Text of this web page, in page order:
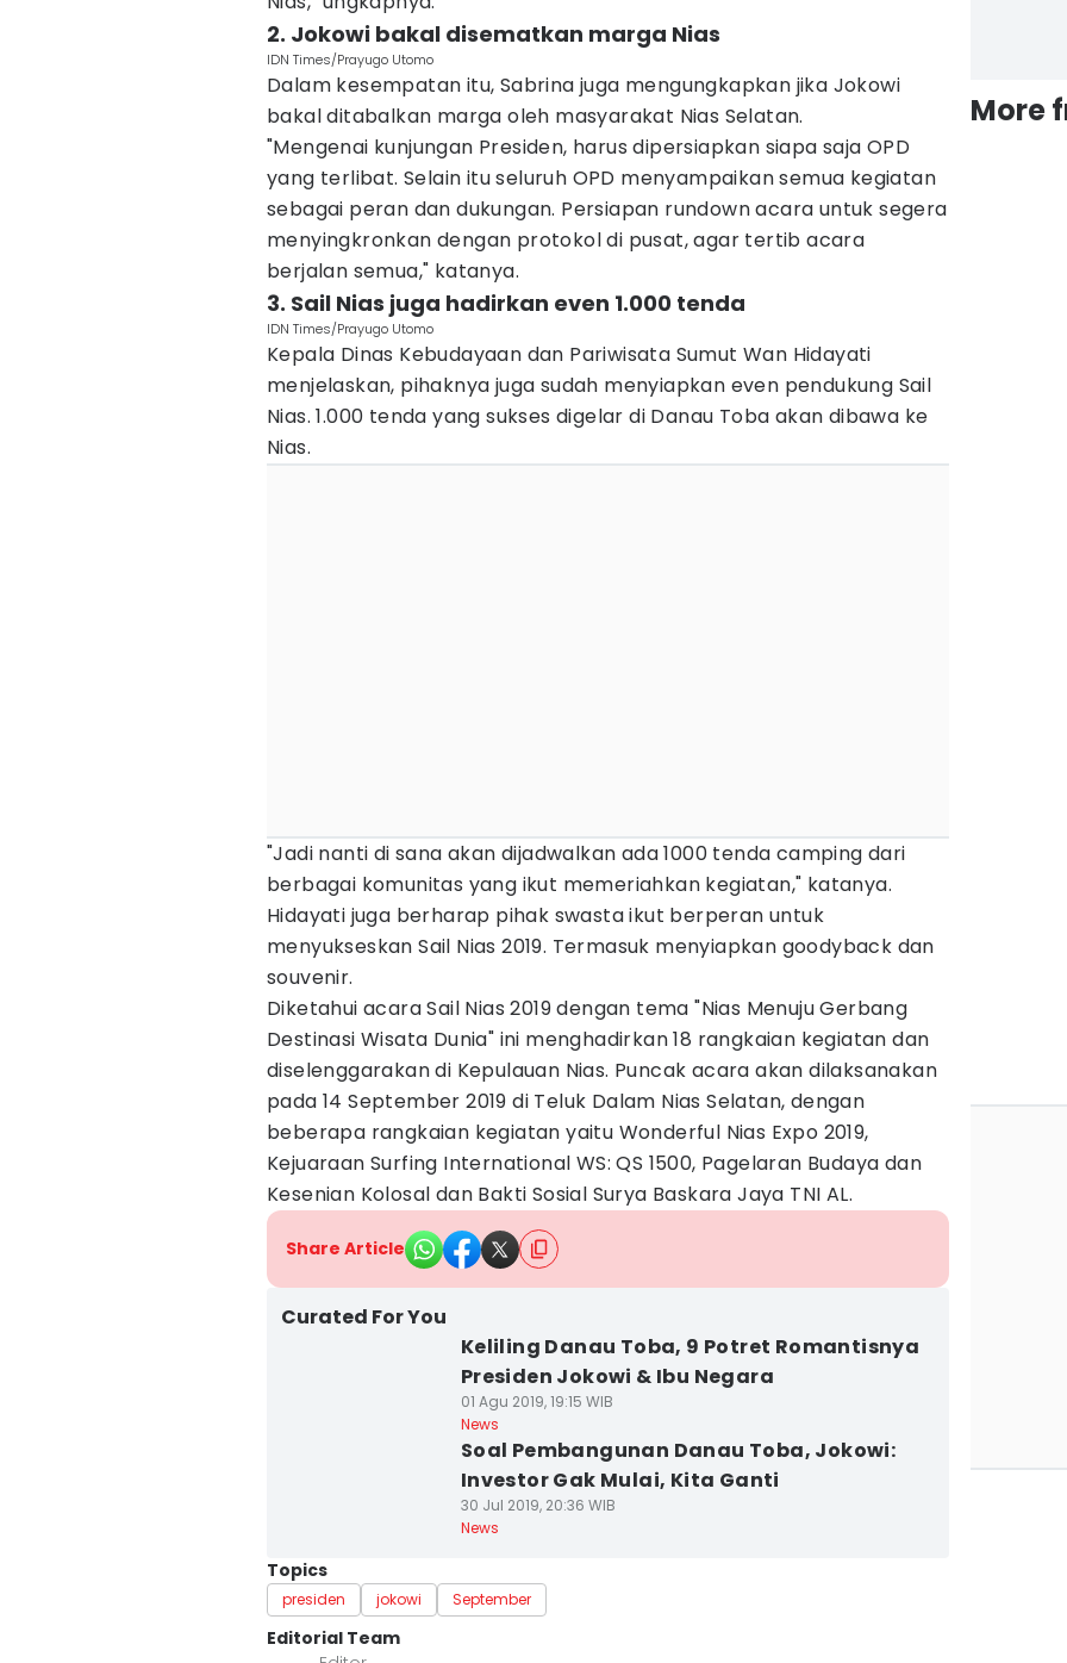
2. Jokowi bakal disematkan marga Nias
IDN Times/Prayugo Utomo
Dalam kesempatan itu, Sabrina juga mengungkapkan jika Jokowi
bakal ditabalkan marga oleh masyarakat Nias Selatan.
"Mengenai kunjungan Presiden, harus dipersiapkan siapa saja OPD
yang terlibat. Selain itu seluruh OPD menyampaikan semua kegiatan
sebagai peran dan dukungan. Persiapan rundown acara untuk segera
menyingkronkan dengan protokol di pusat, agar tertib acara
berjalan semua," katanya.
3. Sail Nias juga hadirkan even 1.000 tenda
IDN Times/Prayugo Utomo
Kepala Dinas Kebudayaan dan Pariwisata Sumut Wan Hidayati
menjelaskan, pihaknya juga sudah menyiapkan even pendukung Sail
Nias. 1.000 tenda yang sukses digelar di Danau Toba akan dibawa ke
Nias.
"Jadi nanti di sana akan dijadwalkan ada 1000 tenda camping dari
berbagai komunitas yang ikut memeriahkan kegiatan," katanya.
Hidayati juga berharap pihak swasta ikut berperan untuk
menyukseskan Sail Nias 2019. Termasuk menyiapkan goodyback dan
souvenir.
Diketahui acara Sail Nias 2019 dengan tema "Nias Menuju Gerbang
Destinasi Wisata Dunia" ini menghadirkan 18 rangkaian kegiatan dan
diselenggarakan di Kepulauan Nias. Puncak acara akan dilaksanakan
pada 14 September 2019 di Teluk Dalam Nias Selatan, dengan
beberapa rangkaian kegiatan yaitu Wonderful Nias Expo 2019,
Kejuaraan Surfing International WS: QS 1500, Pagelaran Budaya dan
Kesenian Kolosal dan Bakti Sosial Surya Baskara Jaya TNI AL.
Share Article
Curated For You
Keliling Danau Toba, 9 Potret Romantisnya
Presiden Jokowi & Ibu Negara
01 Agu 2019, 19:15 WIB
News
Soal Pembangunan Danau Toba, Jokowi:
Investor Gak Mulai, Kita Ganti
30 Jul 2019, 20:36 WIB
News
Topics
presiden jokowi September
Editorial Team
More